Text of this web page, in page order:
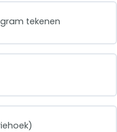
tekenen